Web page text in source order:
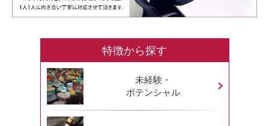
特徴から探す
未経験・
ポテンシャル